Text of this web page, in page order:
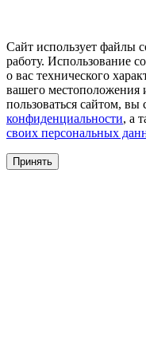
Сайт использует файлы
работу. Использование
о вас технического
вашего
пользоваться сайтом, вы
конфиденциальности, а
своих персональных
Принять